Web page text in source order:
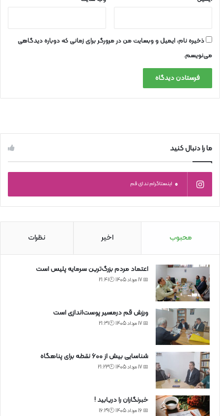
ذخیره نام، ایمیل و وبسایت من در مرورگر برای زمانی که دوباره دیدگاهی
می‌نویسم.
ما را دنبال کنید
0 اینستاگرام ندای قم
محبوب اخیر نظرات
اعتماد مردم بزرگ‌ترین سرمایه پلیس است
📅 17 مرداد 1405 🕙21:41
ورزش قم درمسیر پوست‌اندازی است
📅 17 مرداد 1405 🕙21:31
شناسایی بیش از ۶۰۰ نقطه برای پناهگاه
📅 17 مرداد 1405 🕙21:23
خبرنگاران را دریابید !
📅 16 مرداد 1405 🕙16:29